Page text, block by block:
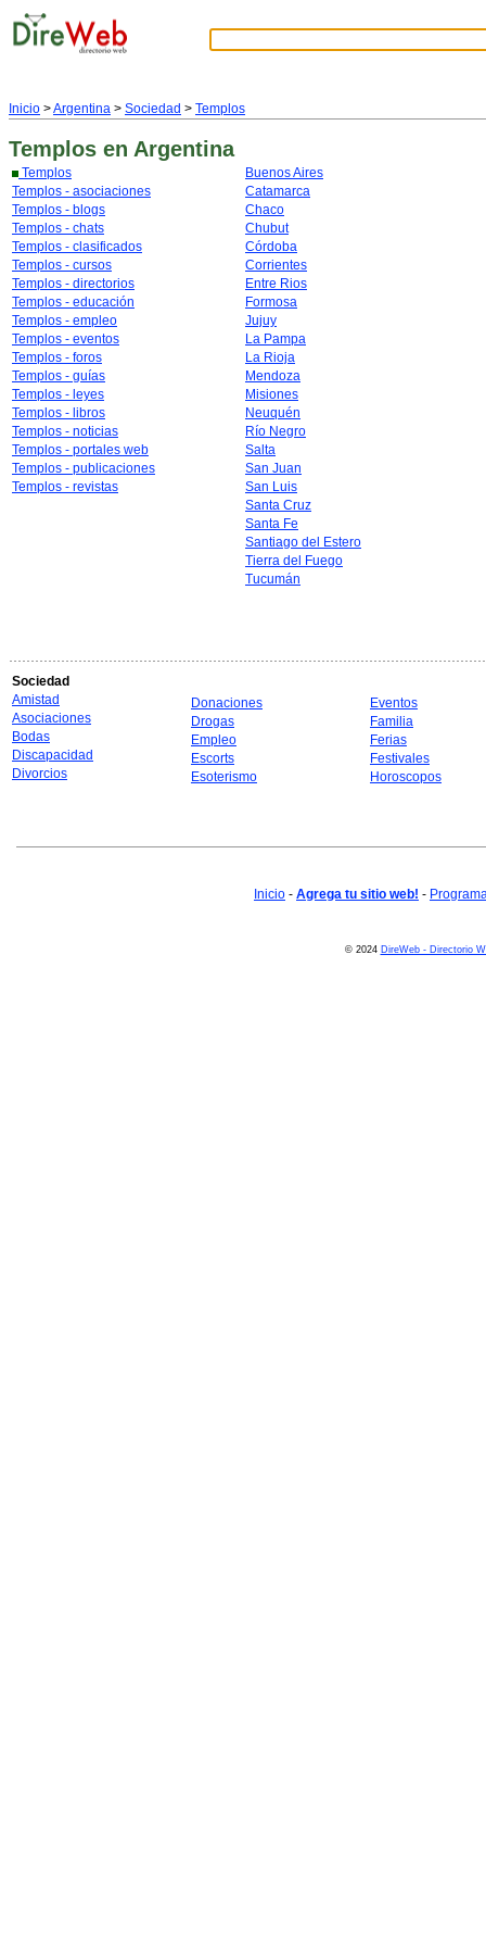
Inicio >Argentina > Sociedad > Templos
Templos en Argentina
Templos
Templos - asociaciones
Templos - blogs
Templos - chats
Templos - clasificados
Templos - cursos
Templos - directorios
Templos - educación
Templos - empleo
Templos - eventos
Templos - foros
Templos - guías
Templos - leyes
Templos - libros
Templos - noticias
Templos - portales web
Templos - publicaciones
Templos - revistas
Buenos Aires
Catamarca
Chaco
Chubut
Córdoba
Corrientes
Entre Rios
Formosa
Jujuy
La Pampa
La Rioja
Mendoza
Misiones
Neuquén
Río Negro
Salta
San Juan
San Luis
Santa Cruz
Santa Fe
Santiago del Estero
Tierra del Fuego
Tucumán
Sociedad
Amistad
Asociaciones
Bodas
Discapacidad
Divorcios
Donaciones
Drogas
Empleo
Escorts
Esoterismo
Eventos
Familia
Ferias
Festivales
Horoscopos
Inicio - Agrega tu sitio web! -
© 2024 DireWeb - Directorio